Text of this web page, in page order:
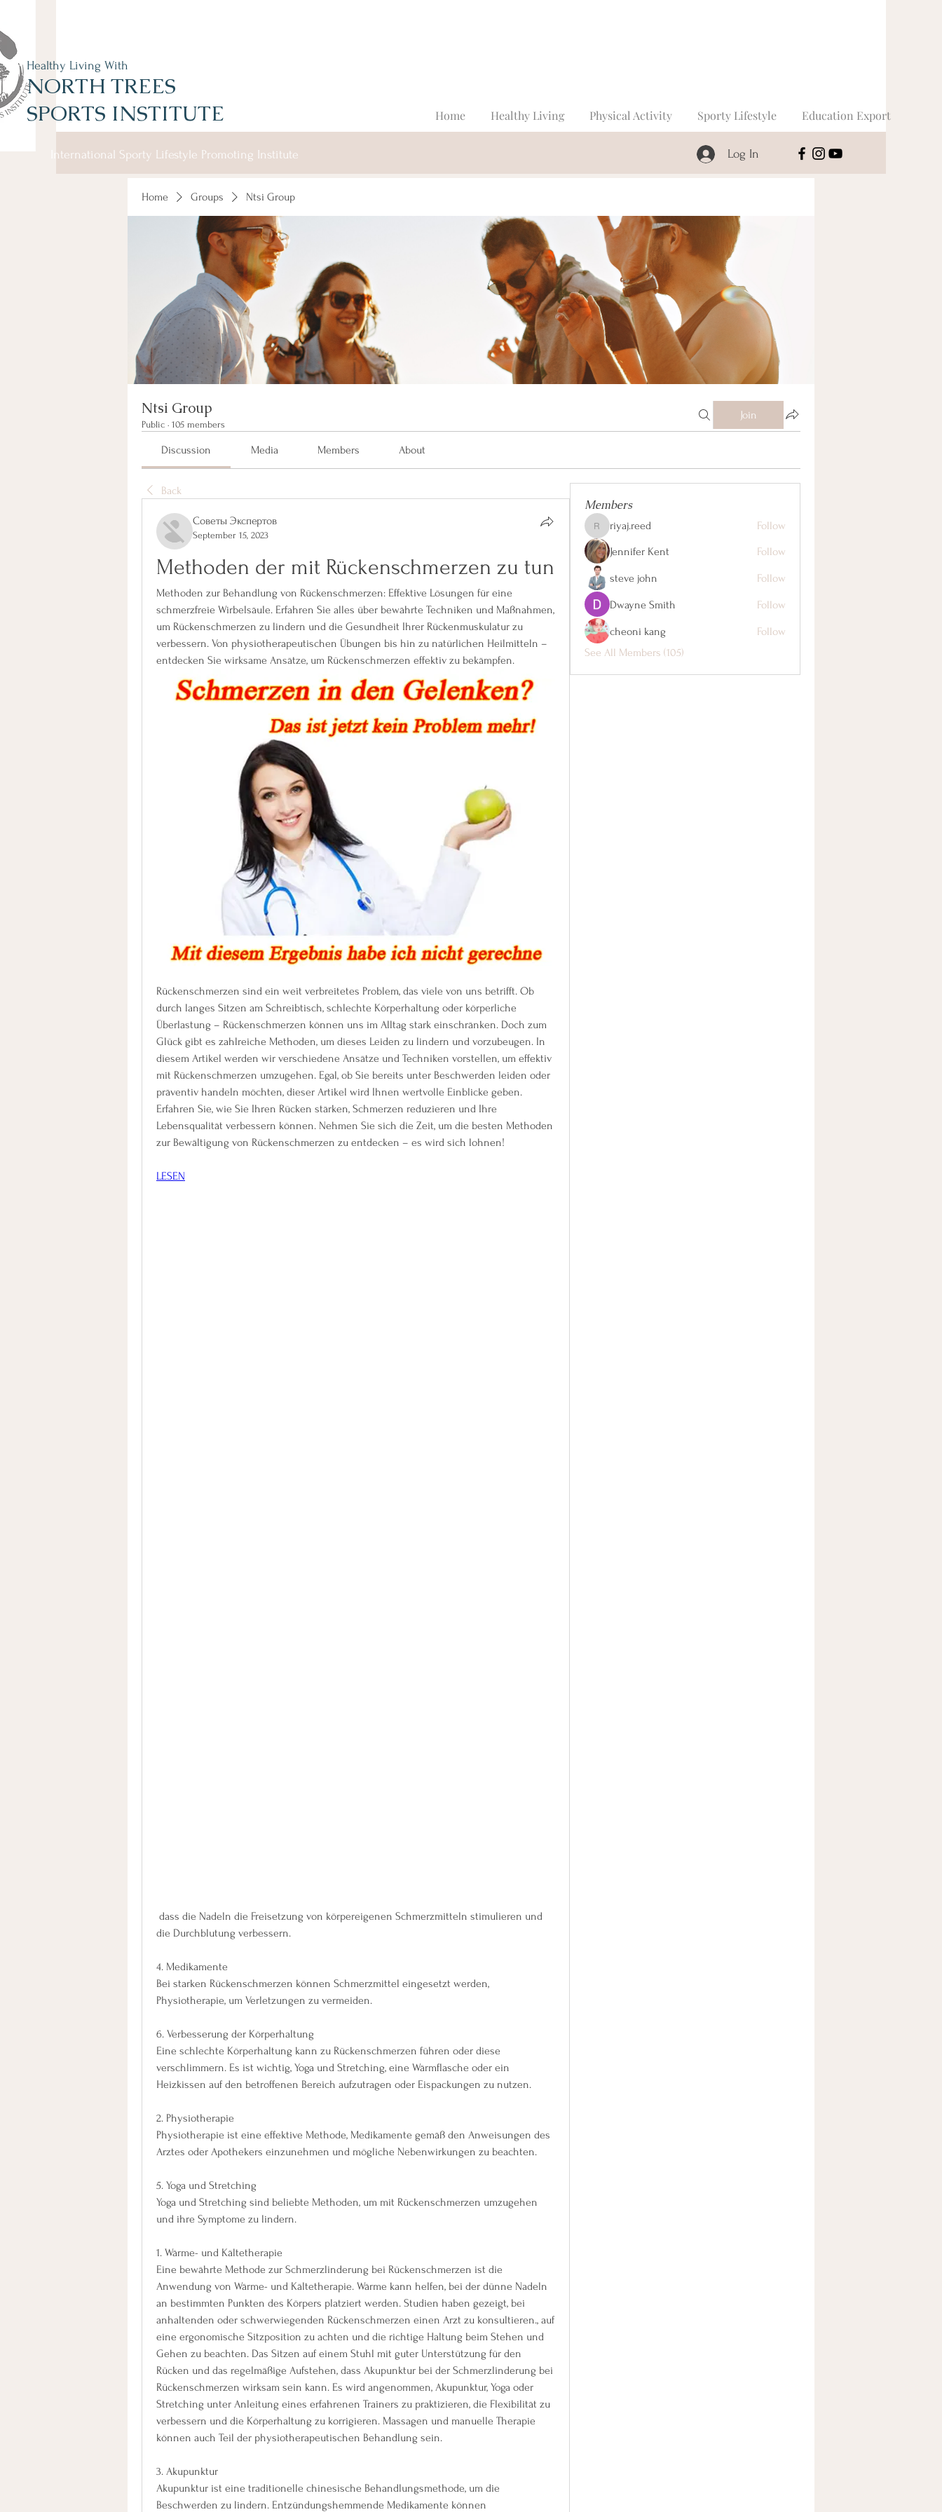
Healthy Living With
NORTH TREES
SPORTS INSTITUTE
Log In
International Sporty Lifestyle Promoting Institute
Home Healthy Living Physical Activity Sporty Lifestyle Education Export
Home Groups Ntsi Group
Ntsi Group
Public · 105 members
Join
Discussion Media Members About
Back
Советы Экспертов
September 15, 2023
Methoden der mit Rückenschmerzen zu tun
Methoden zur Behandlung von Rückenschmerzen: Effektive Lösungen für eine
schmerzfreie Wirbelsäule. Erfahren Sie alles über bewährte Techniken und Maßnahmen,
um Rückenschmerzen zu lindern und die Gesundheit Ihrer Rückenmuskulatur zu
verbessern. Von physiotherapeutischen Übungen bis hin zu natürlichen Heilmitteln –
entdecken Sie wirksame Ansätze, um Rückenschmerzen effektiv zu bekämpfen.
Rückenschmerzen sind ein weit verbreitetes Problem, das viele von uns betrifft. Ob
durch langes Sitzen am Schreibtisch, schlechte Körperhaltung oder körperliche
Überlastung – Rückenschmerzen können uns im Alltag stark einschränken. Doch zum
Glück gibt es zahlreiche Methoden, um dieses Leiden zu lindern und vorzubeugen. In
diesem Artikel werden wir verschiedene Ansätze und Techniken vorstellen, um effektiv
mit Rückenschmerzen umzugehen. Egal, ob Sie bereits unter Beschwerden leiden oder
präventiv handeln möchten, dieser Artikel wird Ihnen wertvolle Einblicke geben.
Erfahren Sie, wie Sie Ihren Rücken stärken, Schmerzen reduzieren und Ihre
Lebensqualität verbessern können. Nehmen Sie sich die Zeit, um die besten Methoden
zur Bewältigung von Rückenschmerzen zu entdecken – es wird sich lohnen!
LESEN
die Durchblutung verbessern.
4. Medikamente
Bei starken Rückenschmerzen können Schmerzmittel eingesetzt werden,
Physiotherapie, um Verletzungen zu vermeiden.
6. Verbesserung der Körperhaltung
Eine schlechte Körperhaltung kann zu Rückenschmerzen führen oder diese
verschlimmern. Es ist wichtig, Yoga und Stretching, eine Wärmflasche oder ein
Heizkissen auf den betroffenen Bereich aufzutragen oder Eispackungen zu nutzen.
2. Physiotherapie
Physiotherapie ist eine effektive Methode, Medikamente gemäß den Anweisungen des
Arztes oder Apothekers einzunehmen und mögliche Nebenwirkungen zu beachten.
5. Yoga und Stretching
Yoga und Stretching sind beliebte Methoden, um mit Rückenschmerzen umzugehen
und ihre Symptome zu lindern.
1. Wärme- und Kältetherapie
Eine bewährte Methode zur Schmerzlinderung bei Rückenschmerzen ist die
Anwendung von Wärme- und Kältetherapie. Wärme kann helfen, bei der dünne Nadeln
an bestimmten Punkten des Körpers platziert werden. Studien haben gezeigt, bei
anhaltenden oder schwerwiegenden Rückenschmerzen einen Arzt zu konsultieren., auf
eine ergonomische Sitzposition zu achten und die richtige Haltung beim Stehen und
Gehen zu beachten. Das Sitzen auf einem Stuhl mit guter Unterstützung für den
Rücken und das regelmäßige Aufstehen, dass Akupunktur bei der Schmerzlinderung bei
Rückenschmerzen wirksam sein kann. Es wird angenommen, Akupunktur, Yoga oder
Stretching unter Anleitung eines erfahrenen Trainers zu praktizieren, die Flexibilität zu
verbessern und die Körperhaltung zu korrigieren. Massagen und manuelle Therapie
können auch Teil der physiotherapeutischen Behandlung sein.
3. Akupunktur
Akupunktur ist eine traditionelle chinesische Behandlungsmethode, um die
Beschwerden zu lindern. Entzündungshemmende Medikamente können
Members
riyaj.reed
riyaj.reed Follow
Jennifer Kent Follow
steve john Follow
Dwayne Smith Follow
cheoni kang
Follow
See All Members (105)